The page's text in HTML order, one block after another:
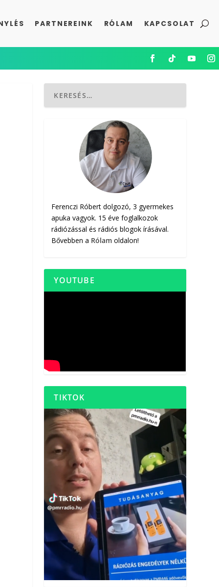
PARTNEREINK RÓLAM KAPCSOLAT
Ferenczi Róbert dolgozó, 3 gyermekes
apuka vagyok. 15 éve foglalkozok
rádiózással és rádiós blogok írásával.
Bővebben a Rólam oldalon!
YOUTUBE
TIKTOK